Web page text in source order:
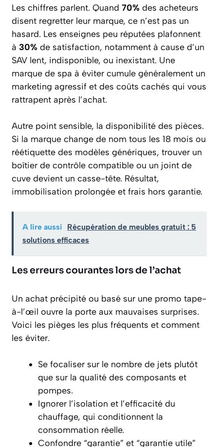
Les chiffres parlent. Quand 70% des acheteurs
disent regretter leur marque, ce n’est pas un
hasard. Les enseignes peu réputées plafonnent
à 30% de satisfaction, notamment à cause d’un
SAV lent, indisponible, ou inexistant. Une
marque de spa à éviter cumule généralement un
marketing agressif et des coûts cachés qui vous
rattrapent après l’achat.
Autre point sensible, la disponibilité des pièces.
Si la marque change de nom tous les 18 mois ou
réétiquette des modèles génériques, trouver un
boîtier de contrôle compatible ou un joint de
cuve devient un casse-tête. Résultat,
immobilisation prolongée et frais hors garantie.
A lire aussi
Récupération de meubles gratuit : 5
solutions efficaces
Les erreurs courantes lors de l’achat
Un achat précipité ou basé sur une promo tape-
à-l’œil ouvre la porte aux mauvaises surprises.
Voici les pièges les plus fréquents et comment
les éviter.
Se focaliser sur le nombre de jets plutôt
que sur la qualité des composants et
pompes.
Ignorer l’isolation et l’efficacité du
chauffage, qui conditionnent la
consommation réelle.
Confondre “garantie” et “garantie utile”